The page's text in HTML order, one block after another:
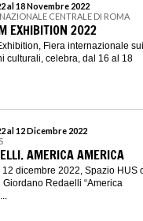
al 18 Novembre 2022
CENTRALE DI ROMA
EXHIBITION 2022
Fiera internazionale
culturali, celebra, dal 16 al 18
al 12 Dicembre 2022
AMERICA AMERICA
dicembre 2022, Spazio HUS
Redaelli “America